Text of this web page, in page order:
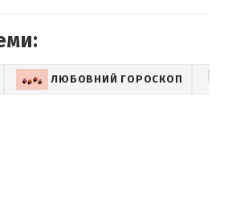
ЛЮБОВНИЙ ГОРОСКОП